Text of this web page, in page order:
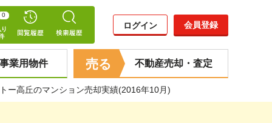
0
ログイン 会員登録
事業用物件 売る 不動産売却・査定
ー高丘のマンション売却実績(2016年10月)